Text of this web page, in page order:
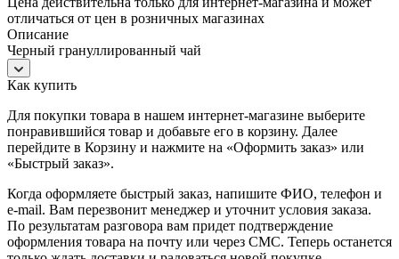
отличаться от цен в розничных магазинах
Описание
Черный грануллированный чай
Как купить
Для покупки товара в нашем интернет-магазине выберите
понравившийся товар и добавьте его в корзину. Далее
перейдите в Корзину и нажмите на «Оформить заказ» или
«Быстрый заказ».
Когда оформляете быстрый заказ, напишите ФИО, телефон и
e-mail. Вам перезвонит менеджер и уточнит условия заказа.
По результатам разговора вам придет подтверждение
оформления товара на почту или через СМС. Теперь останется